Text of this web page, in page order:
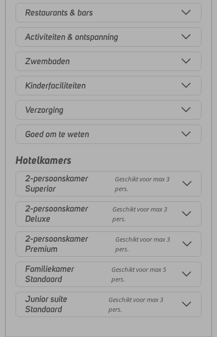
Restaurants & bars
Activiteiten & ontspanning
Zwembaden
Kinderfaciliteiten
Verzorging
Goed om te weten
Hotelkamers
2-persoonskamer
Superior
Geschikt voor max 3
pers.
2-persoonskamer
Deluxe
Geschikt voor max 3
pers.
2-persoonskamer
Premium
Geschikt voor max 3
pers.
Familiekamer
Standaard
Geschikt voor max 5
pers.
Junior suite
Standaard
Geschikt voor max 3
pers.